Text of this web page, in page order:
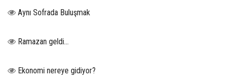
Aynı Sofrada Buluşmak
Ramazan geldi…
Ekonomi nereye gidiyor?